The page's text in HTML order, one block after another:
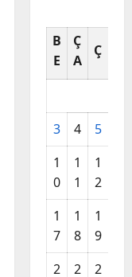
B
E
Ç
A
Ç
3 4 5
1
0
1
1
1
2
1
7
1
8
1
9
2
2
2